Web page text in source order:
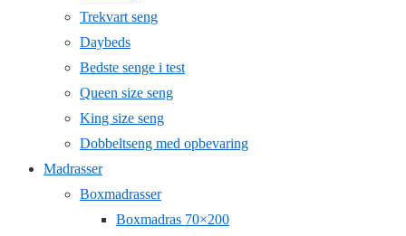
Trekvart seng
Daybeds
Bedste senge i test
Queen size seng
King size seng
Dobbeltseng med opbevaring
Madrasser
Boxmadrasser
Boxmadras 70×200